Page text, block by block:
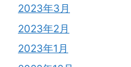
2023年3月
2023年2月
2023年1月